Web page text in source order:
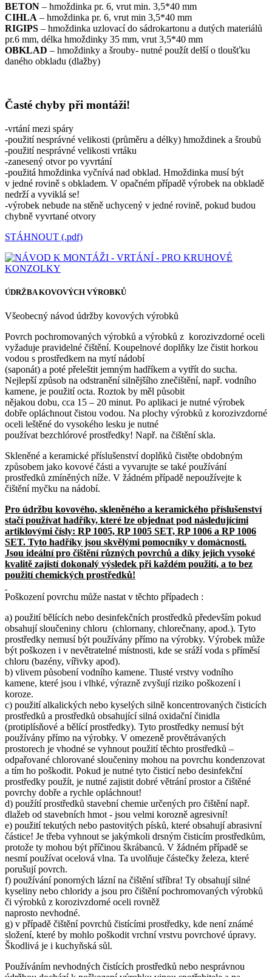
BETON – hmoždinka pr. 6, vrut min. 3,5*40 mm
CIHLA – hmoždinka pr. 6, vrut min 3,5*40 mm
RIGIPS – hmoždinka uzlovací do sádrokartonu a dutých materiálů
pr.6 mm, délka hmoždinky 35 mm, vrut 3,5*40 mm
OBKLAD – hmoždinky a šrouby- nutné použít delší o tloušťku
daného obkladu (dlažby)
Časté chyby při montáži!
-vrtání mezi spáry
-použití nesprávné velikosti (průměru a délky) hmoždinek a šroubů
-použití nesprávné velikosti vrtáku
-zanesený otvor po vyvrtání
-použitá hmoždinka vyčnívá nad obklad. Hmoždinka musí být
v jedné rovině s obkladem. V opačném případě výrobek na obkladě
nedrží a vyviklá se!
-výrobek nebude na stěně uchycený v jedné rovině, pokud budou
chybně vyvrtané otvory
STÁHNOUT (.pdf)
ÚDRŽBA KOVOVÝCH VÝROBKŮ
Všeobecný návod údržby kovových výrobků
Povrch pochromovaných výrobků a výrobků z korozivzdorné oceli
vyžaduje pravidelné čištění. Koupelnové doplňky lze čistit horkou
vodou s prostředkem na mytí nádobí
(saponát) a poté přeleštit jemným hadříkem a vytřít do sucha.
Nejlepší způsob na odstranění silnějšího znečištění, např. vodního
kamene, je použití octa. Roztok by měl působit
nějakou dobu, cca 15 – 20 minut. Po aplikaci je nutné výrobek
dobře opláchnout čistou vodou. Na plochy výrobků z korozivzdorné
oceli leštěné do vysokého lesku je nutné
používat bezchlórové prostředky! Např. na čištění skla.
Skleněné a keramické příslušenství doplňků čistěte obdobným
způsobem jako kovové části a vyvarujte se také používání
prostředků zmíněných níže. V žádném případě nepoužívejte k
čištění myčku na nádobí.
Pro údržbu kovového, skleněného a keramického příslušenství
stačí používat hadříky, které lze objednat pod následujícími
artiklovými čísly: RP 1005, RP 1005 SET, RP 1006 a RP 1006
SET. Tyto hadříky jsou skvělými pomocníky v domácnosti.
Jsou ideální pro čištění různých povrchů a díky jejich vysoké
kvalitě zajistí dokonalý výsledek při každém použití, a to bez
použití chemických prostředků!
Poškození povrchu může nastat v těchto případech :
a) použití bělících nebo desinfekčních prostředků především pokud
obsahují sloučeniny chloru (chlornany, chlorečnany, apod.). Tyto
prostředky nemusí být používány přímo na výrobky. Výrobek může
být poškozen i v nevětratelné místnosti, kde se sráží voda s příměsí
chloru (bazény, vířivky apod).
b) vlivem působení vodního kamene. Tlusté vrstvy vodního
kamene, které jsou i vlhké, výrazně zvyšují riziko poškození i
koroze.
c) použití alkalických nebo kyselých silně koncentrovaných čisticích
prostředků a prostředků obsahující silná oxidační činidla
(protiplísňové a bělící prostředky). Tyto prostředky nemusí být
používány přímo na výrobky. V omezeně provětrávaných
prostorech je vhodné se vyhnout použití těchto prostředků –
odpařované chlorované sloučeniny mohou na povrchu kondenzovat
a tím ho poškodit. Pokud je nutné tyto čisticí nebo desinfekční
prostředky použít, je nutné zajistit dobré větrání prostor a čištěné
povrchy dobře a rychle opláchnout!
d) použítí prostředků stavební chemie určených pro čištění např.
dlažeb od stavebních hmot - jsou velmi korozně agresivní!
e) použití tekutých nebo pastovitých písků, které obsahují abrasivní
částice! Je třeba vyhnout se jakýmkoli drsným čisticím prostředkům,
protože ty mohou být příčinou škrábanců. V žádném případě se
nesmí používat ocelová vlna. Ta uvolňuje částečky železa, které
porušují povrch.
f) používání ponorných lázní na čištění stříbra! Ty obsahují silné
kyseliny nebo chloridy a jsou pro čištění pochromovaných výrobků
či výrobků z korozivzdorné oceli rovněž
naprosto nevhodné.
g) v případě čištění povrchů čistícími prostředky, kde není známé
složení, které by mohlo poškodit vrchní vrstvu povrchové úpravy.
Škodlivá je i kuchyňská sůl.
Používáním nevhodných čistících prostředků nebo nesprávnou